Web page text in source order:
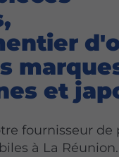
et
fournisseur de
à La Réunion.